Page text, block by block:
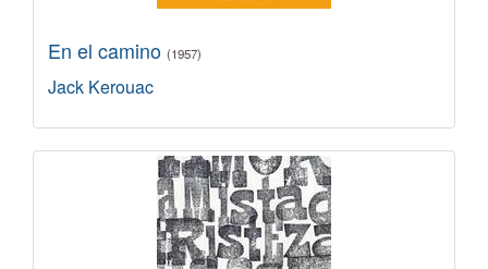
En el camino (1957)
Jack Kerouac